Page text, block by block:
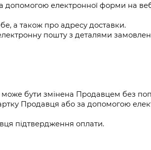
допомогою електронної форми на
а також про адресу доставки.
пошту з деталями
може бути змінена Продавцем без
Продавця або за допомогою
підтвердження оплати.